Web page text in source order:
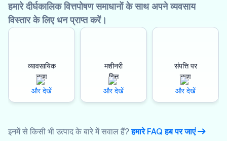
हमारे दीर्घकालिक वित्तपोषण समाधानों के साथ अपने व्यवसाय
विस्तार के लिए धन प्राप्त करें।
व्यावसायिक
ऋण
और देखें
मशीनरी
वित्त
और देखें
संपत्ति पर
ऋण
और देखें
इनमें से किसी भी उत्पाद के बारे में सवाल हैं? हमारे FAQ हब पर जाएं